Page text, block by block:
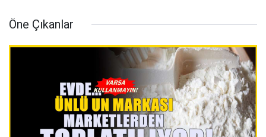
Öne Çıkanlar